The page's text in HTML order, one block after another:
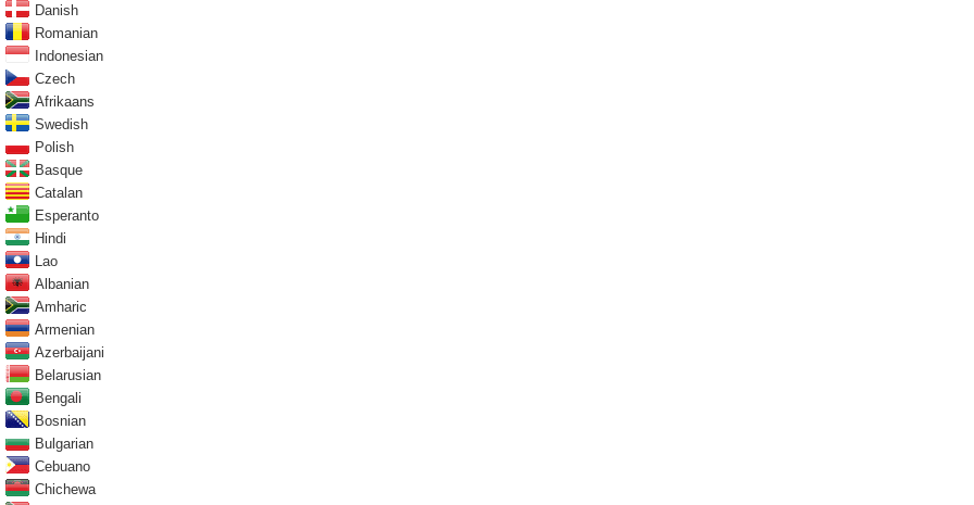
Danish
Romanian
Indonesian
Czech
Afrikaans
Swedish
Polish
Basque
Catalan
Esperanto
Hindi
Lao
Albanian
Amharic
Armenian
Azerbaijani
Belarusian
Bengali
Bosnian
Bulgarian
Cebuano
Chichewa